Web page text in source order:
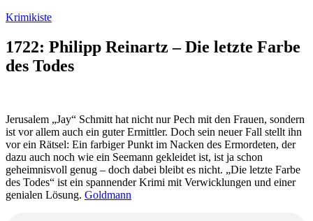
Zum
springen
Krimikiste
1722: Philipp Reinartz – Die letzte Farbe
des Todes
Jerusalem „Jay“ Schmitt hat nicht nur Pech mit den Frauen, sondern
ist vor allem auch ein guter Ermittler. Doch sein neuer Fall stellt ihn
vor ein Rätsel: Ein farbiger Punkt im Nacken des Ermordeten, der
dazu auch noch wie ein Seemann gekleidet ist, ist ja schon
geheimnisvoll genug – doch dabei bleibt es nicht. „Die letzte Farbe
des Todes“ ist ein spannender Krimi mit Verwicklungen und einer
genialen Lösung. Goldmann